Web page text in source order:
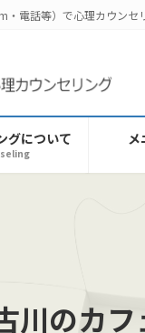
電話等）で心理カウンセ
グについて
川のカフ